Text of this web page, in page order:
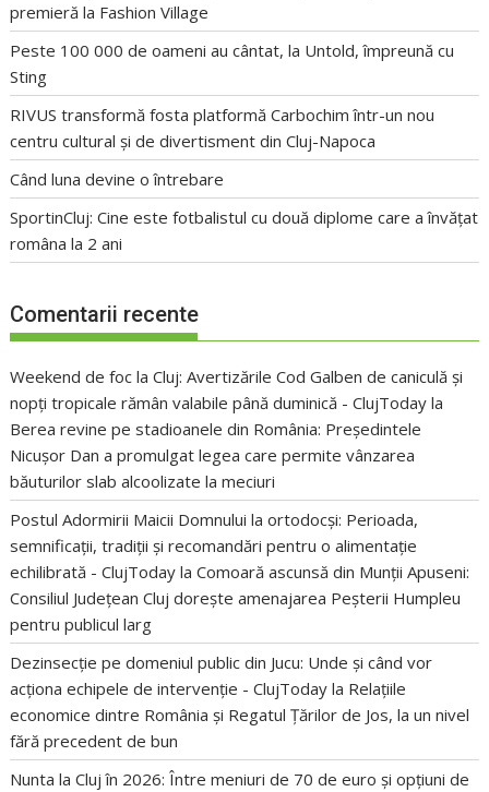
premieră la Fashion Village
Peste 100 000 de oameni au cântat, la Untold, împreună cu
Sting
RIVUS transformă fosta platformă Carbochim într-un nou
centru cultural și de divertisment din Cluj-Napoca
Când luna devine o întrebare
SportinCluj: Cine este fotbalistul cu două diplome care a învățat
româna la 2 ani
Comentarii recente
Weekend de foc la Cluj: Avertizările Cod Galben de caniculă și
nopți tropicale rămân valabile până duminică - ClujToday la
Berea revine pe stadioanele din România: Președintele
Nicușor Dan a promulgat legea care permite vânzarea
băuturilor slab alcoolizate la meciuri
Postul Adormirii Maicii Domnului la ortodocși: Perioada,
semnificații, tradiții și recomandări pentru o alimentație
echilibrată - ClujToday laComoară ascunsă din Munții Apuseni:
Consiliul Județean Cluj dorește amenajarea Peșterii Humpleu
pentru publicul larg
Dezinsecție pe domeniul public din Jucu: Unde și când vor
acționa echipele de intervenție - ClujToday la Relațiile
economice dintre România și Regatul Țărilor de Jos, la un nivel
fără precedent de bun
Nunta la Cluj în 2026: Între meniuri de 70 de euro și opțiuni de